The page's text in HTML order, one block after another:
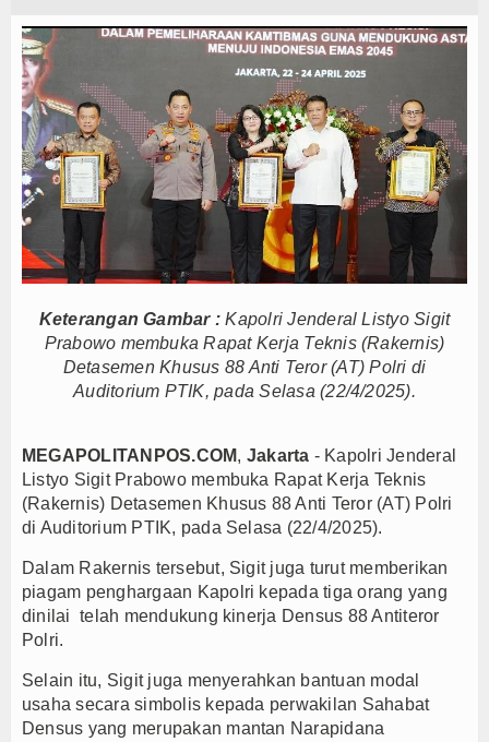
Interupsi PDIP Warnai Paripurna APBD
Bupati Majalengka Beberkan Hasil Paripurna
APBD Majalengka 2026 Naik Jadi Rp 3,14 Triliun,
Persib Gagal Juara, Ateng Sutisna Ajak
Bupati Majalengka Ajak Ribuan Bobotoh Doakan
Ateng Sutisna Satukan Ribuan Bobotoh, Nobar
SIAL Food & Drinks Indonesia 2026 Perkuat
Kapolres Majalengka Ajak Bobotoh Junjung
PTPN I Ubah Aset Jadi Mesin Pertumbuhan,
Interupsi PDIP Warnai Paripurna APBD
Bupati Majalengka Beberkan Hasil Paripurna
Persib Gagal Juara, Ateng Sutisna Ajak
Bupati Majalengka Ajak Ribuan Bobotoh Doakan
Ateng Sutisna Satukan Ribuan Bobotoh, Nobar
SIAL Food & Drinks Indonesia 2026 Perkuat
Kapolres Majalengka Ajak Bobotoh Junjung
Munjirin Panen Padi Ciherang di Cakung, Urban
PTPN I Ubah Aset Jadi Mesin Pertumbuhan,
Bupati Majalengka Beberkan Hasil Paripurna
Keterangan Gambar : Kapolri Jenderal Listyo Sigit
Prabowo membuka Rapat Kerja Teknis (Rakernis)
Detasemen Khusus 88 Anti Teror (AT) Polri di
Auditorium PTIK, pada Selasa (22/4/2025).
MEGAPOLITANPOS.COM, Jakarta - Kapolri Jenderal
Listyo Sigit Prabowo membuka Rapat Kerja Teknis
(Rakernis) Detasemen Khusus 88 Anti Teror (AT) Polri
di Auditorium PTIK, pada Selasa (22/4/2025).
Dalam Rakernis tersebut, Sigit juga turut memberikan
piagam penghargaan Kapolri kepada tiga orang yang
dinilai telah mendukung kinerja Densus 88 Antiteror
Polri.
Selain itu, Sigit juga menyerahkan bantuan modal
usaha secara simbolis kepada perwakilan Sahabat
Densus yang merupakan mantan Narapidana